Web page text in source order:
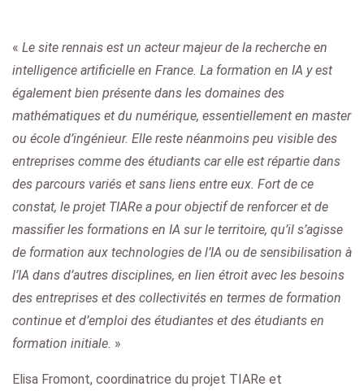
« Le site rennais est un acteur majeur de la recherche en
intelligence artificielle en France. La formation en IA y est
également bien présente dans les domaines des
mathématiques et du numérique, essentiellement en master
ou école d’ingénieur. Elle reste néanmoins peu visible des
entreprises comme des étudiants car elle est répartie dans
des parcours variés et sans liens entre eux. Fort de ce
constat, le projet TIARe a pour objectif de renforcer et de
massifier les formations en IA sur le territoire, qu’il s’agisse
de formation aux technologies de l’IA ou de sensibilisation à
l’IA dans d’autres disciplines, en lien étroit avec les besoins
des entreprises et des collectivités en termes de formation
continue et d’emploi des étudiantes et des étudiants en
formation initiale. »
Elisa Fromont, coordinatrice du projet TIARe et